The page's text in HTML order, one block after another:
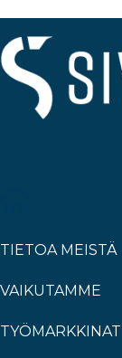
TIETOA MEISTÄ
VAIKUTAMME
TYÖMARKKINAT